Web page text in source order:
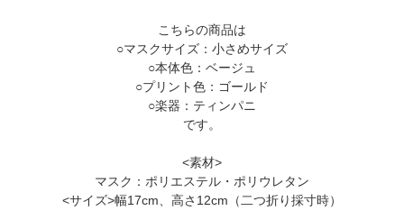
こちらの商品は
○マスクサイズ：小さめサイズ
○本体色：ベージュ
○プリント色：ゴールド
○楽器：ティンパニ
です。
<素材>
マスク：ポリエステル・ポリウレタン
<サイズ>幅17cm、高さ12cm（二つ折り採寸時）